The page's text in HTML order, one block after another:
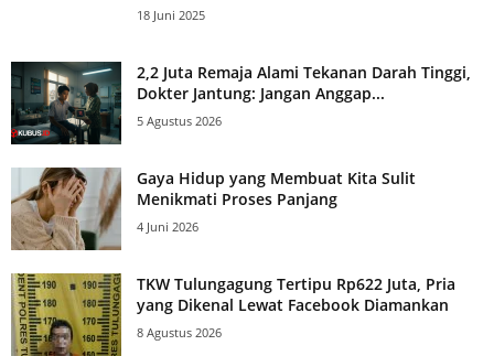
18 Juni 2025
2,2 Juta Remaja Alami Tekanan Darah Tinggi,
Dokter Jantung: Jangan Anggap...
5 Agustus 2026
Gaya Hidup yang Membuat Kita Sulit
Menikmati Proses Panjang
4 Juni 2026
TKW Tulungagung Tertipu Rp622 Juta, Pria
yang Dikenal Lewat Facebook Diamankan
8 Agustus 2026